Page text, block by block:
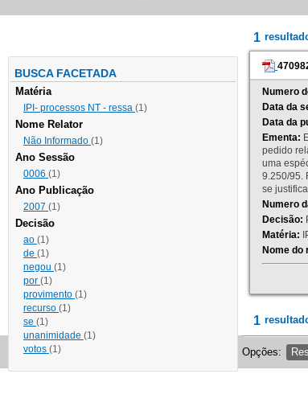
BUSCA FACETADA
Matéria
IPI- processos NT - ressa (1)
Nome Relator
Não Informado (1)
Ano Sessão
0006 (1)
Ano Publicação
2007 (1)
Decisão
ao (1)
de (1)
negou (1)
por (1)
provimento (1)
recurso (1)
se (1)
unanimidade (1)
votos (1)
1
Numero
Data da
Data da
Ementa:
pedido
uma
9.250/95.
se
Numero
Decisão:
Matéria:
Nome do
1
Opções: